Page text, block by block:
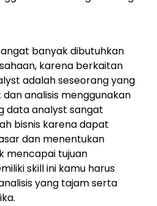
banyak dibutuhkan
karena berkaitan
adalah seseorang yang
analisis menggunakan
data analyst sangat
bisnis karena dapat
dan menentukan
mencapai tujuan
skill ini kamu harus
yang tajam serta